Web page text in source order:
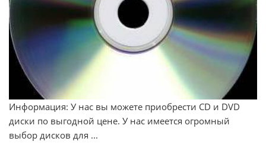
Информация: У нас вы можете приобрести CD и DVD
диски по выгодной цене. У нас имеется огромный
выбор дисков для ...